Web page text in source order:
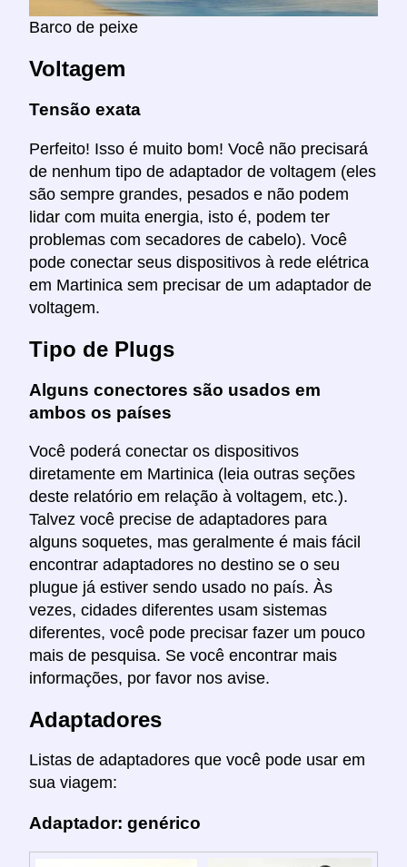
Barco de peixe
Voltagem
Tensão exata
Perfeito! Isso é muito bom! Você não precisará
de nenhum tipo de adaptador de voltagem (eles
são sempre grandes, pesados e não podem
lidar com muita energia, isto é, podem ter
problemas com secadores de cabelo). Você
pode conectar seus dispositivos à rede elétrica
em Martinica sem precisar de um adaptador de
voltagem.
Tipo de Plugs
Alguns conectores são usados em
ambos os países
Você poderá conectar os dispositivos
diretamente em Martinica (leia outras seções
deste relatório em relação à voltagem, etc.).
Talvez você precise de adaptadores para
alguns soquetes, mas geralmente é mais fácil
encontrar adaptadores no destino se o seu
plugue já estiver sendo usado no país. Às
vezes, cidades diferentes usam sistemas
diferentes, você pode precisar fazer um pouco
mais de pesquisa. Se você encontrar mais
informações, por favor nos avise.
Adaptadores
Listas de adaptadores que você pode usar em
sua viagem:
Adaptador: genérico